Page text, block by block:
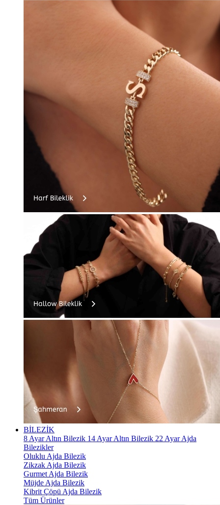
BİLEZİK
8 Ayar Altın Bilezik 14 Ayar Altın Bilezik 22 Ayar Ajda
Bilezikler
Oluklu Ajda Bilezik
Zikzak Ajda Bilezik
Gurmet Ajda Bilezik
Müjde Ajda Bilezik
Kibrit Çöpü Ajda Bilezik
Tüm Ürünler